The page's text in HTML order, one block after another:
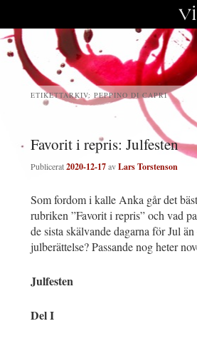
ETIKETTARKIV: PEPPINO DI CAPRI
Favorit i repris: Julfesten
Publicerat2020-12-17avLars Torstenson
Som fordom i kalle Anka går det
rubriken ”Favorit i repris” och vad
de sista skälvande dagarna för Jul
julberättelse? Passande nog heter
Julfesten
Del I